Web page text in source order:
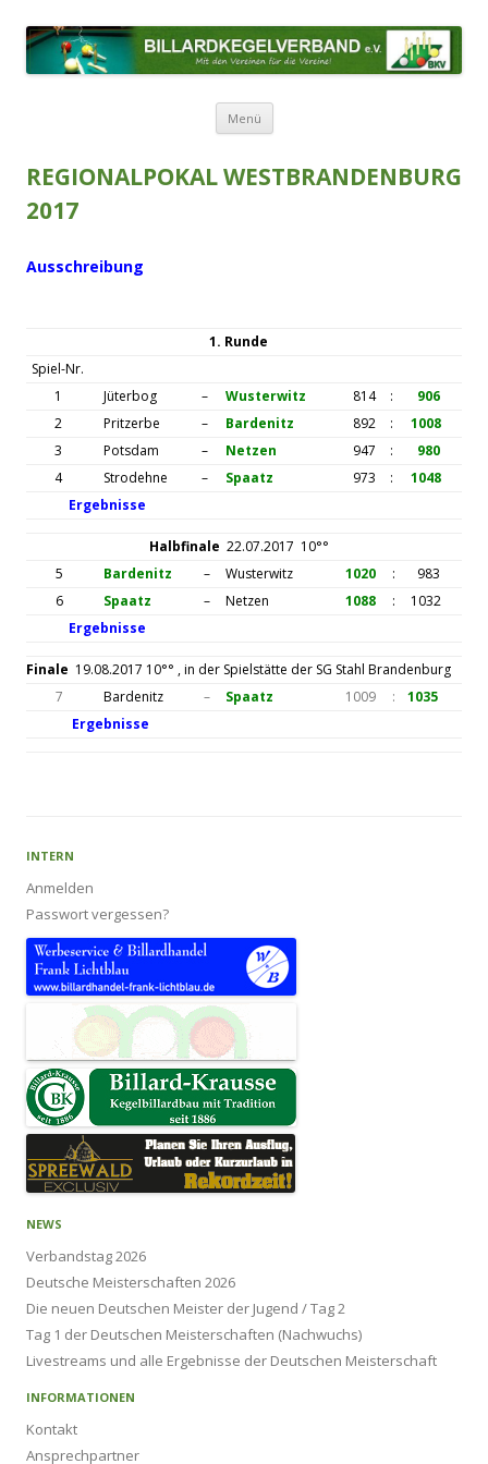
Menü Zum Inhalt springen
REGIONALPOKAL WESTBRANDENBURG
2017
Ausschreibung
1. Runde
Spiel-Nr.
1
Jüterbog – Wusterwitz 814 :
906
2
Pritzerbe – Bardenitz 892 :
1008
3
Potsdam – Netzen 947 :
980
4
Strodehne – Spaatz 973 :
1048
Ergebnisse
Halbfinale 22.07.2017 10°°
5
Bardenitz – Wusterwitz 1020 :
983
6
Spaatz – Netzen 1088 :
1032
Ergebnisse
Finale 19.08.2017 10°° , in der Spielstätte der SG Stahl Brandenburg
7
Bardenitz – Spaatz 1009 :
1035
Ergebnisse
INTERN
Anmelden
Passwort vergessen?
NEWS
Verbandstag 2026
Deutsche Meisterschaften 2026
Die neuen Deutschen Meister der Jugend / Tag 2
Tag 1 der Deutschen Meisterschaften (Nachwuchs)
Livestreams und alle Ergebnisse der Deutschen Meisterschaft
INFORMATIONEN
Kontakt
Ansprechpartner